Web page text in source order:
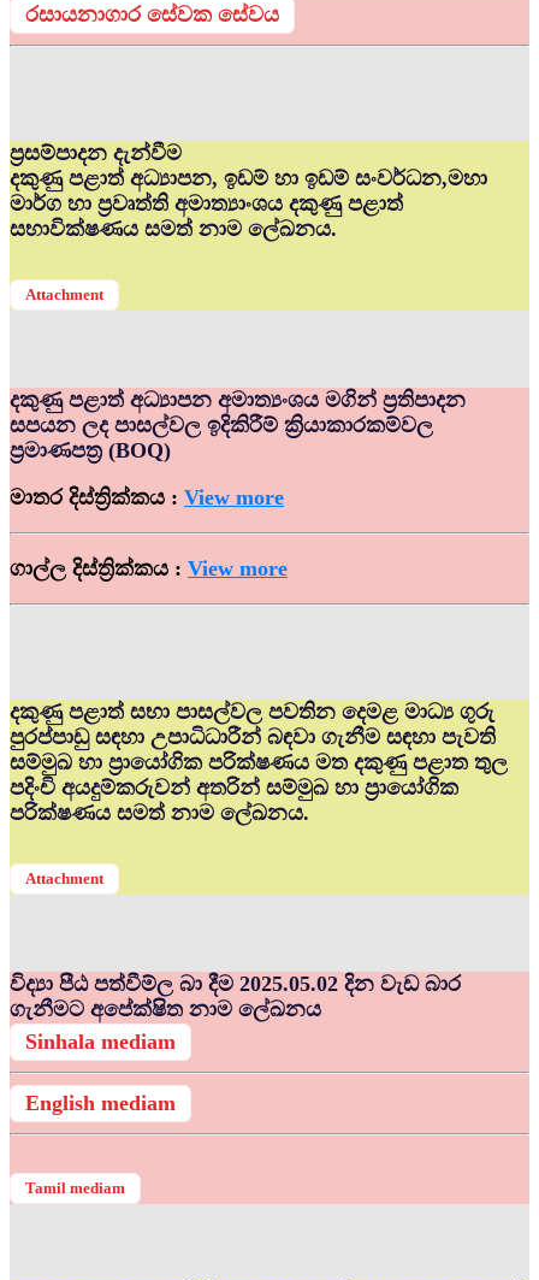
රසායනාගාර සේවක සේවය
ප්‍රසම්පාදන දැන්වීම
දකුණු පළාත් අධ්‍යාපන, ඉඩම් හා ඉඩම් සංවර්ධන,මහා
මාර්ග හා ප්‍රවෘත්ති අමාත්‍යාංශය දකුණු පළාත්
සභාවික්ෂණය සමත් නාම ලේඛනය.
Attachment
දකුණු පළාත් අධ්‍යාපන අමාත්‍යංශය මගින් ප්‍රතිපාදන
සපයන ලද පාසල්වල ඉදිකිරීම් ක්‍රියාකාරකම්වල
ප්‍රමාණපත්‍ර (BOQ)
මාතර දිස්ත්‍රික්කය : View more
ගාල්ල දිස්ත්‍රික්කය : View more
දකුණු පළාත් සභා පාසල්වල පවතින දෙමළ මාධ්‍ය ගුරු
පුරප්පාඩු සඳහා උපාධිධාරීන් බඳවා ගැනීම සඳහා පැවති
සම්මුඛ හා ප්‍රායෝගික පරික්ෂණය මත දකුණු පළාත තුල
පදිංචි අයදුම්කරුවන් අතරින් සම්මුඛ හා ප්‍රායෝගික
පරික්ෂණය සමත් නාම ලේඛනය.
Attachment
විද්‍යා පීඨ පත්වීම්ල බා දීම 2025.05.02 දින වැඩ බාර
ගැනීමට අපේක්ෂිත නාම ලේඛනය
Sinhala mediam
English mediam
Tamil mediam